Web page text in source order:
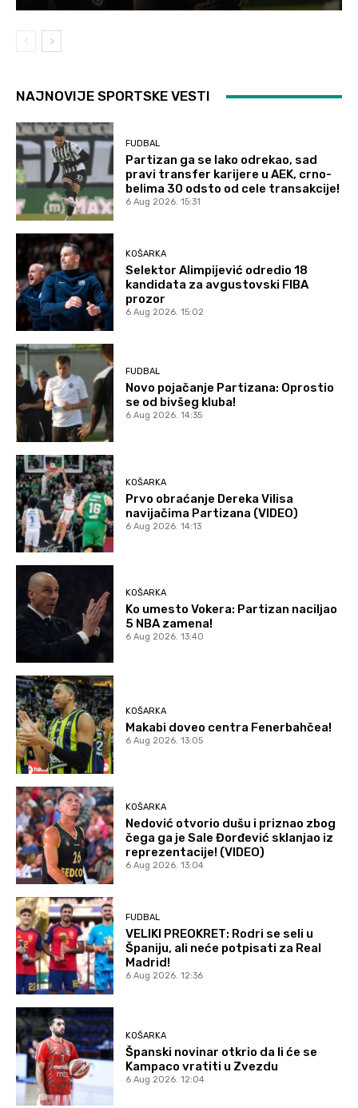
NAJNOVIJE SPORTSKE VESTI
FUDBAL
Partizan ga se lako odrekao, sad
pravi transfer karijere u AEK, crno-
belima 30 odsto od cele transakcije!
6 Aug 2026. 15:31
KOŠARKA
Selektor Alimpijević odredio 18
kandidata za avgustovski FIBA
prozor
6 Aug 2026. 15:02
FUDBAL
Novo pojačanje Partizana: Oprostio
se od bivšeg kluba!
6 Aug 2026. 14:35
KOŠARKA
Prvo obraćanje Dereka Vilisa
navijačima Partizana (VIDEO)
6 Aug 2026. 14:13
KOŠARKA
Ko umesto Vokera: Partizan naciljao
5 NBA zamena!
6 Aug 2026. 13:40
KOŠARKA
Makabi doveo centra Fenerbahčea!
6 Aug 2026. 13:05
KOŠARKA
Nedović otvorio dušu i priznao zbog
čega ga je Sale Đorđević sklanjao iz
reprezentacije! (VIDEO)
6 Aug 2026. 13:04
FUDBAL
VELIKI PREOKRET: Rodri se seli u
Španiju, ali neće potpisati za Real
Madrid!
6 Aug 2026. 12:36
KOŠARKA
Španski novinar otkrio da li će se
Kampaco vratiti u Zvezdu
6 Aug 2026. 12:04